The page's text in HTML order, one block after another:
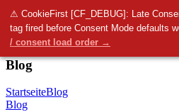
⚠ CookieFirst [CF_DEBUG]: Late
tag fired before Consent Mode defaults
/ consent load order →
Menü
0 items 0.00
Blog
StartseiteBlog
Blog